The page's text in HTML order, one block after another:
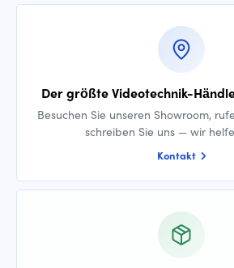
Der größte Videotechnik-
Besuchen Sie unseren Showroom,
schreiben Sie uns — wir
Kontakt